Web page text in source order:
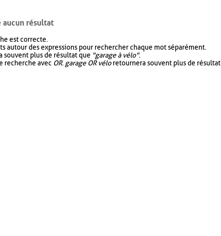
aucun résultat
est correcte.
autour des expressions pour rechercher chaque mot séparément.
souvent plus de résultat que "garage à vélo".
recherche avec OR. garage OR véloretournera souvent plus de résultat